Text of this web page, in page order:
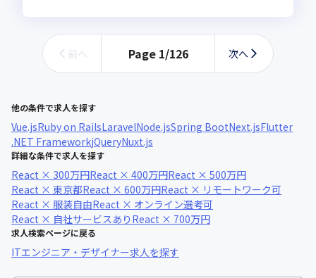
前へ Page 1/126 次へ
他の条件で求人を探す
Vue.jsRuby on RailsLaravelNode.jsSpring BootNext.jsFlutter
.NET FrameworkjQueryNuxt.js
詳細な条件で求人を探す
React × 300万円React × 400万円React × 500万円
React × 東京都React × 600万円React × リモートワーク可
React × 服装自由React × オンライン選考可
React × 自社サービスあり React × 700万円
求人検索ページに戻る
ITエンジニア・デザイナー求人を探す